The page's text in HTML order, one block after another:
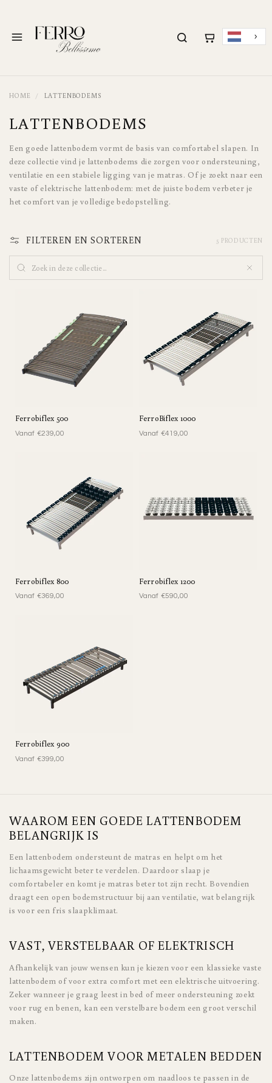
HOME LATTENBODEMS
C
O
L
L
E
T
I
E
LATTENBODEMS
Een goede lattenbodem vormt de basis van comfortabel slapen. In
deze collectie vind je lattenbodems die zorgen voor ondersteuning,
ventilatie en een stabiele ligging van je matras. Of je zoekt naar een
vaste of elektrische lattenbodem: met de juiste bodem verbeter je
het comfort van je volledige bedopstelling.
FILTEREN EN SORTEREN 5 PRODUCTEN
Ferrobiflex 500
Vanaf €239,00
FerroBiflex 1000
Vanaf €419,00
Ferrobiflex 800
Vanaf €369,00
Ferrobiflex 1200
Vanaf €590,00
Ferrobiflex 900
Vanaf €399,00
WAAROM EEN GOEDE LATTENBODEM
BELANGRIJK IS
Een lattenbodem ondersteunt de matras en helpt om het
lichaamsgewicht beter te verdelen. Daardoor slaap je
comfortabeler en komt je matras beter tot zijn recht. Bovendien
draagt een open bodemstructuur bij aan ventilatie, wat belangrijk
is voor een fris slaapklimaat.
VAST, VERSTELBAAR OF ELEKTRISCH
Afhankelijk van jouw wensen kun je kiezen voor een klassieke vaste
lattenbodem of voor extra comfort met een elektrische uitvoering.
Zeker wanneer je graag leest in bed of meer ondersteuning zoekt
voor rug en benen, kan een verstelbare bodem een groot verschil
maken.
LATTENBODEM VOOR METALEN BEDDEN
Onze lattenbodems zijn ontworpen om naadloos te passen in de